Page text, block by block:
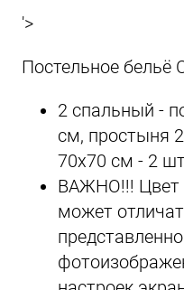
'>
Постельное бельё
2 спальный -
см, простыня
70х70 см - 2
ВАЖНО!!! Цвет
может